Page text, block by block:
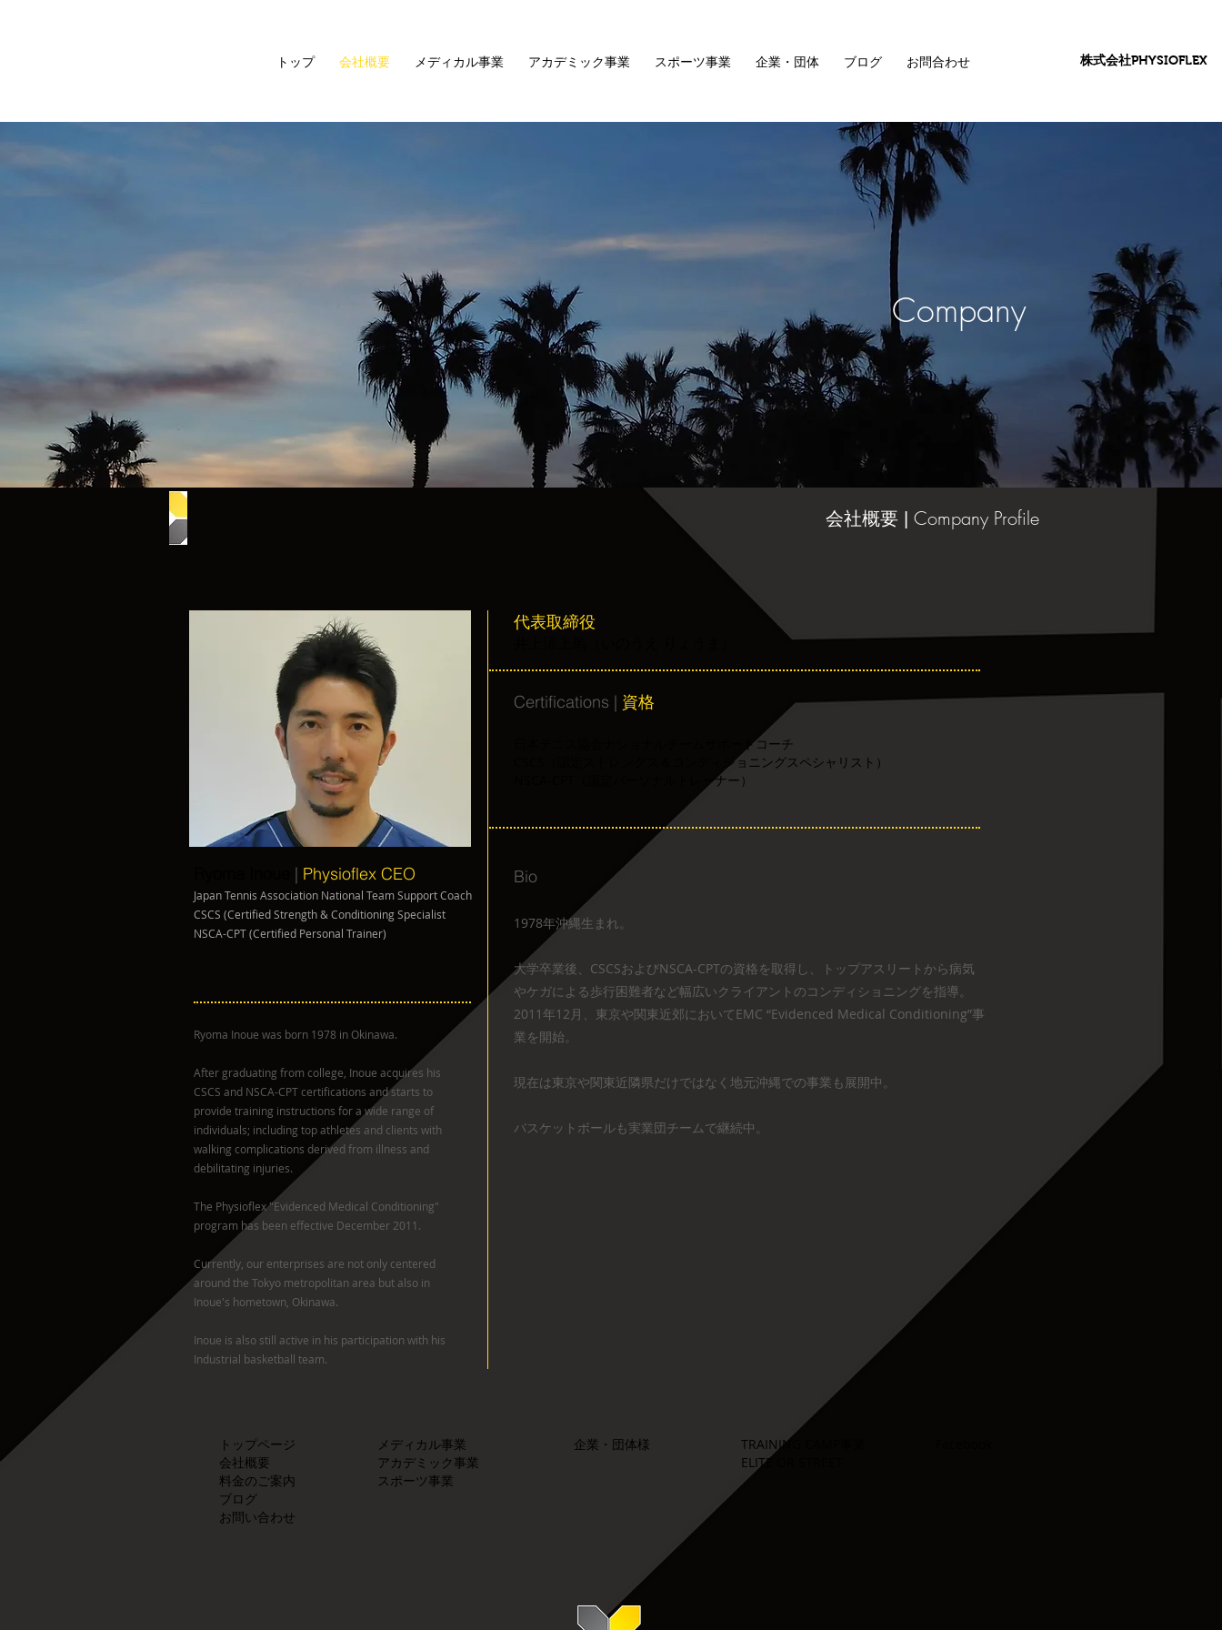
トップ 会社概要 メディカル事業 アカデミック事業 スポーツ事業 企業・団体 ブログ お問合わせ 株式会社PHYSIOFLEX
Company
会社概要 | Company Profile
| Physioflex ​ CEO
Japan Tennis Association National Team Support Coach
CSCS (Certified Strength & Conditioning Specialist
NSCA-CPT (Certified Personal Trainer)
Ryoma Inoue was born 1978 in Okinawa.
After graduating from college, Inoue acquires his
CSCS and NSCA-CPT certifications and starts to
provide training instructions for a wide range of
individuals; including top athletes and clients with
walking complications derived from illness and
debilitating injuries.
The Physioflex "Evidenced Medical Conditioning"
program has been effective December 2011.
Currently, our enterprises are not only centered
around the Tokyo metropolitan area but also in
Inoue's hometown, Okinawa.
Inoue is also still active in his participation with his
Industrial basketball team.
代表取締役
Certifications | 資格
日本テニス協会ナショナルチームサポートコーチ
CSCS（認定ストレングス＆コンディショニングスペシャリスト）
NSCA-CPT（認定パーソナルトレーナー）
Bio
1978年沖縄生まれ。
大学卒業後、CSCSおよびNSCA-CPTの資格を取得し、トップアスリートから病気
やケガによる歩行困難者など幅広いクライアントのコンディショニングを指導。
2011年12月、東京や関東近郊においてEMC “Evidenced Medical Conditioning”事
業を開始。
現在は東京や関東近隣県だけではなく地元沖縄での事業も展開中。
バスケットボールも実業団チームで継続中。
トップページ
会社概要
料金のご案内
​ブログ
​お問い合わせ
メディカル事業
アカデミック事業
スポーツ事業
​企業・団体様
TRAINING CAMP事業
ELITE OR STREET